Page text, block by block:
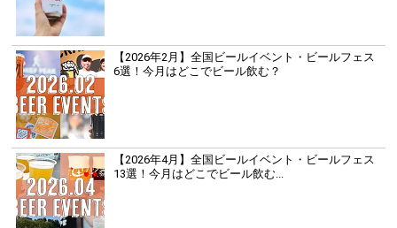
【2026年2月】全国ビールイベント・ビールフェス
6選！今月はどこでビール飲む？
【2026年4月】全国ビールイベント・ビールフェス
13選！今月はどこでビール飲む...